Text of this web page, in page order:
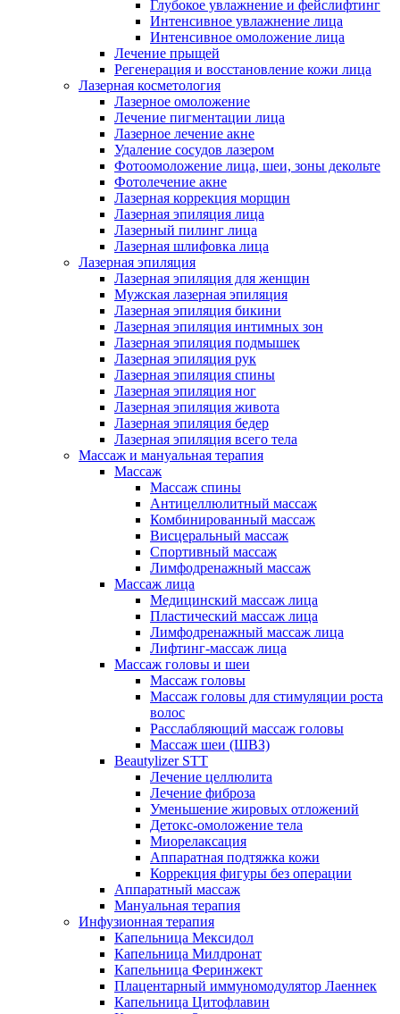
Глубокое увлажнение и фейслифтинг
Интенсивное увлажнение лица
Интенсивное омоложение лица
Лечение прыщей
Регенерация и восстановление кожи лица
Лазерная косметология
Лазерное омоложение
Лечение пигментации лица
Лазерное лечение акне
Удаление сосудов лазером
Фотоомоложение лица, шеи, зоны декольте
Фотолечение акне
Лазерная коррекция морщин
Лазерная эпиляция лица
Лазерный пилинг лица
Лазерная шлифовка лица
Лазерная эпиляция
Лазерная эпиляция для женщин
Мужская лазерная эпиляция
Лазерная эпиляция бикини
Лазерная эпиляция интимных зон
Лазерная эпиляция подмышек
Лазерная эпиляция рук
Лазерная эпиляция спины
Лазерная эпиляция ног
Лазерная эпиляция живота
Лазерная эпиляция бедер
Лазерная эпиляция всего тела
Массаж и мануальная терапия
Массаж
Массаж спины
Антицеллюлитный массаж
Комбинированный массаж
Висцеральный массаж
Спортивный массаж
Лимфодренажный массаж
Массаж лица
Медицинский массаж лица
Пластический массаж лица
Лимфодренажный массаж лица
Лифтинг-массаж лица
Массаж головы и шеи
Массаж головы
Массаж головы для стимуляции роста
волос
Расслабляющий массаж головы
Массаж шеи (ШВЗ)
Beautylizer STT
Лечение целлюлита
Лечение фиброза
Уменьшение жировых отложений
Детокс-омоложение тела
Миорелаксация
Аппаратная подтяжка кожи
Коррекция фигуры без операции
Аппаратный массаж
Мануальная терапия
Инфузионная терапия
Капельница Мексидол
Капельница Милдронат
Капельница Феринжект
Плацентарный иммуномодулятор Лаеннек
Капельница Цитофлавин